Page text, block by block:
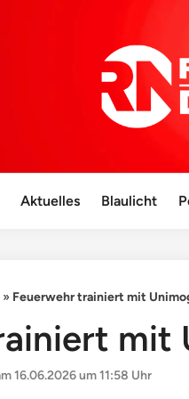
Aktuelles Blaulicht
» Feuerwehr trainiert mit
mit
16.06.2026 um 11:58 Uhr